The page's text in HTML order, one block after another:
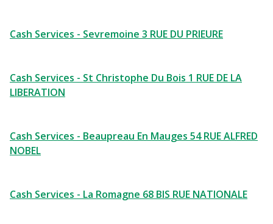
Cash Services - Sevremoine 3 RUE DU PRIEURE
Cash Services - St Christophe Du Bois 1 RUE DE LA
LIBERATION
Cash Services - Beaupreau En Mauges 54 RUE ALFRED
NOBEL
Cash Services - La Romagne 68 BIS RUE NATIONALE